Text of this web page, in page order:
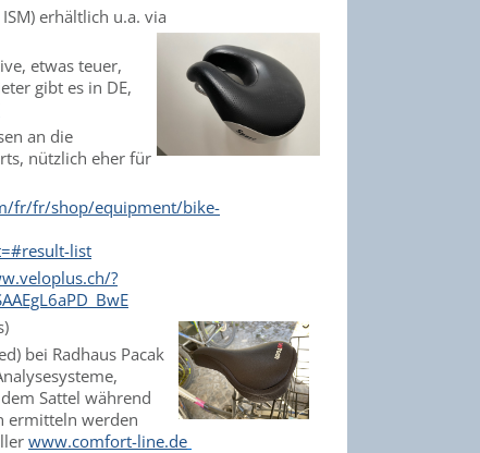
erhältlich u.a. via
etwas teuer,
gibt es in DE,
an die
nützlich eher für
fr/fr/shop/equipment/bike-
list
?
bei Radhaus Pacak
Sattel während
ermitteln werden
www.comfort-line.de